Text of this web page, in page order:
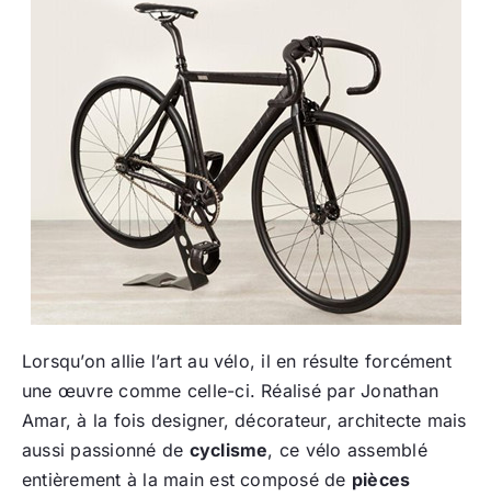
Lorsqu’on allie l’art au vélo, il en résulte forcément
une œuvre comme celle-ci. Réalisé par Jonathan
Amar, à la fois designer, décorateur, architecte mais
aussi passionné de cyclisme, ce vélo assemblé
entièrement à la main est composé de pièces